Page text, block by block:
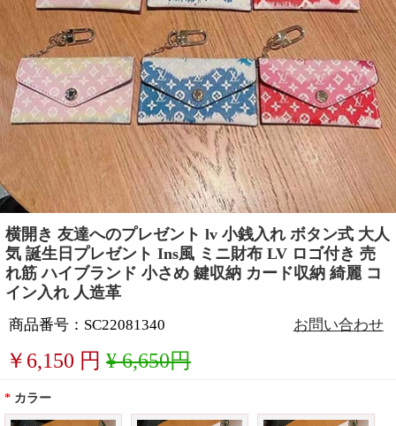
横開き 友達へのプレゼント lv 小銭入れ ボタン式 大人
気 誕生日プレゼント Ins風 ミニ財布 LV ロゴ付き 売
れ筋 ハイブランド 小さめ 鍵収納 カード収納 綺麗 コ
イン入れ 人造革
商品番号：SC22081340 お問い合わせ
￥ 6,150 円 ¥ 6,650円
* カラー